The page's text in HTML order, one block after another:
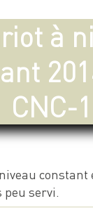
nous
clients
à
CNC-1
constant
peu servi.